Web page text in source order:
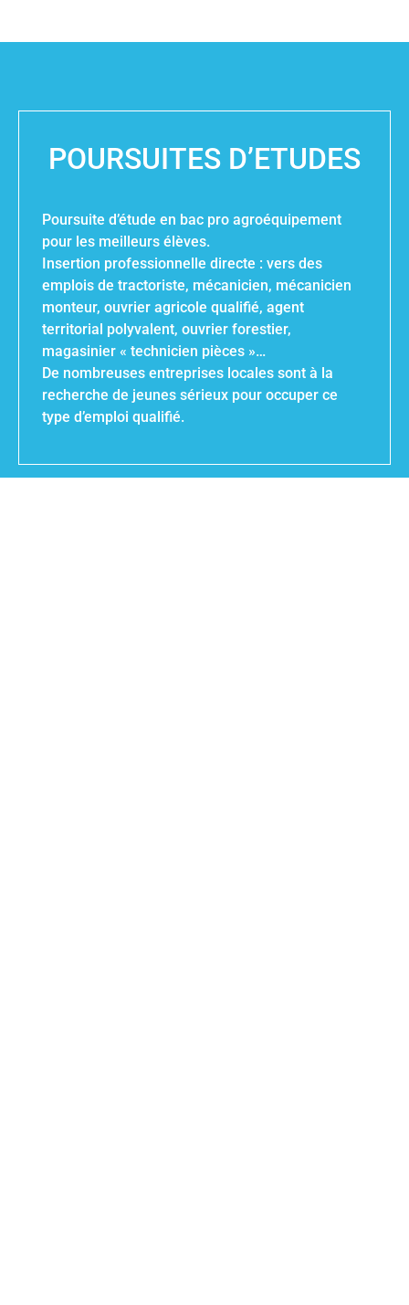
POURSUITES D’ETUDES
Poursuite d’étude en bac pro agroéquipement
pour les meilleurs élèves.
Insertion professionnelle directe : vers des
emplois de tractoriste, mécanicien, mécanicien
monteur, ouvrier agricole qualifié, agent
territorial polyvalent, ouvrier forestier,
magasinier « technicien pièces »…
De nombreuses entreprises locales sont à la
recherche de jeunes sérieux pour occuper ce
type d’emploi qualifié.